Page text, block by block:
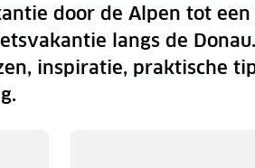
door de Alpen tot een
langs de Donau.
inspiratie, praktische